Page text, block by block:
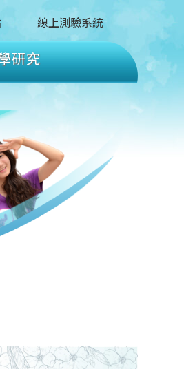
線上測驗系統
研究